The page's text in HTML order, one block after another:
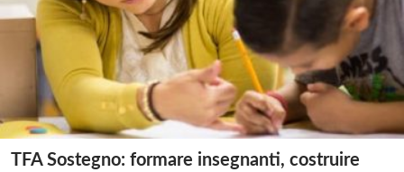
TFA Sostegno: formare insegnanti, costruire